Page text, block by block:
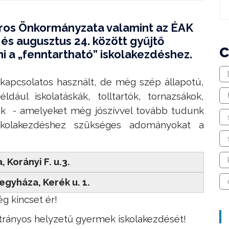
Önkormányzata valamint az ÉAK
augusztus 24. között gyűjtő
a „fenntartható” iskolakezdéshez.
használt, de még szép állapotú,
iskolatáskák, tolltartók, tornazsákok,
- amelyeket még jószívvel tovább tudunk
szükséges adományokat a
Korányi F. u.3.
Kerék u. 1.
kincset ér!
helyzetű gyermek iskolakezdését!